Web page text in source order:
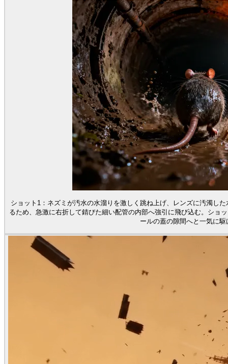
ショット1：ネズミが汚水の水溜りを激しく跳ね上げ、レンズに汚濁し
るため、急激に右折して錆びた細い配管の内部へ強引に飛び込む。ショ
ールの蓋の隙間へと一気に駆